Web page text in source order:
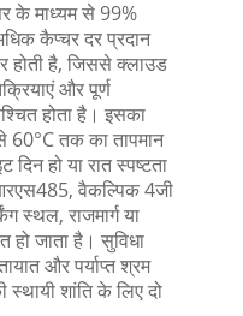
के माध्यम से 99%
कैप्चर दर प्रदान
होती है, जिससे क्लाउड
और पूर्ण
होता है। इसका
60°C तक का तापमान
हो या रात स्पष्टता
वैकल्पिक 4जी
स्थल, राजमार्ग या
हो जाता है। सुविधा
और पर्याप्त श्रम
स्थायी शांति के लिए दो